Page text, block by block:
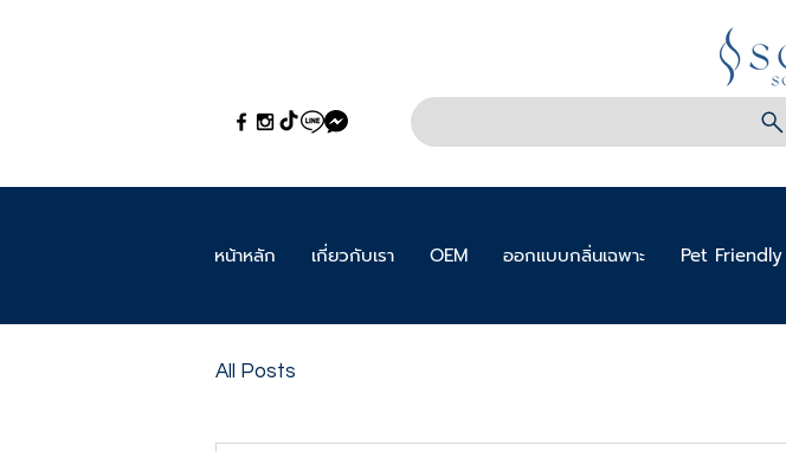
หน้าหลัก เกี่ยวกับเรา OEM ออกแบบกลิ่นเฉพาะ Pet Friendly
All Posts